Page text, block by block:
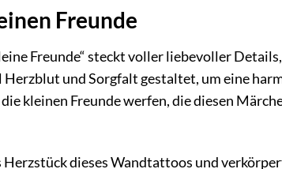
Freunde
Freunde“ steckt voller liebevoller Details,
und Sorgfalt gestaltet, um eine
kleinen Freunde werfen, die diesen
dieses Wandtattoos und